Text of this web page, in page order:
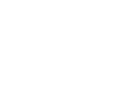
Use the Previous and Next